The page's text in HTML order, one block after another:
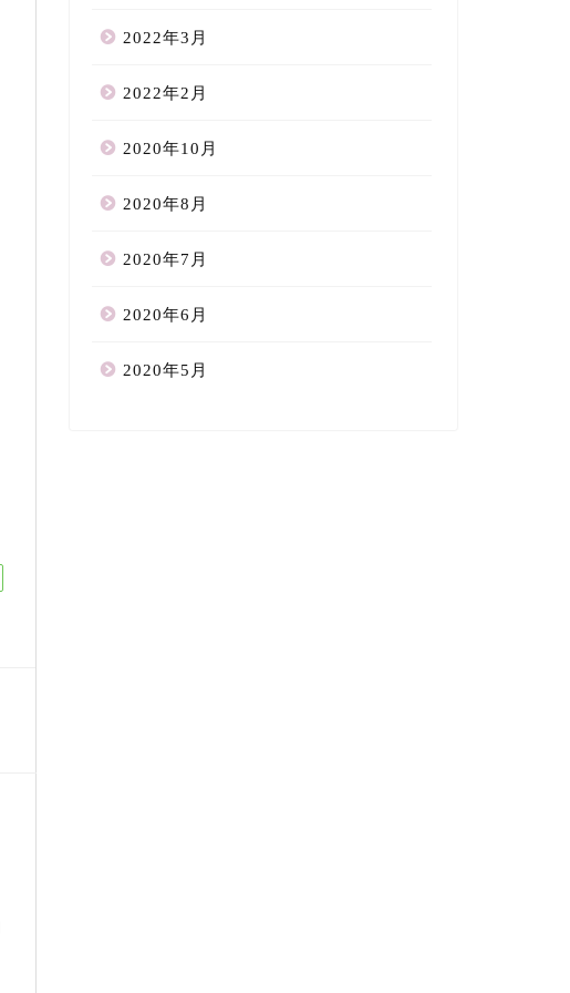
2022年3月
2022年2月
2020年10月
2020年8月
2020年7月
2020年6月
2020年5月